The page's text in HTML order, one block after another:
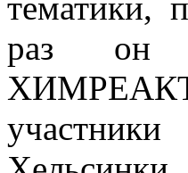
тематики,
раз он